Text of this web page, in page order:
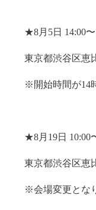
★8月5日 14:00〜
東京都渋谷区恵
※開始時間が14
★8月19日 10:00
東京都渋谷区恵
※会場変更とな